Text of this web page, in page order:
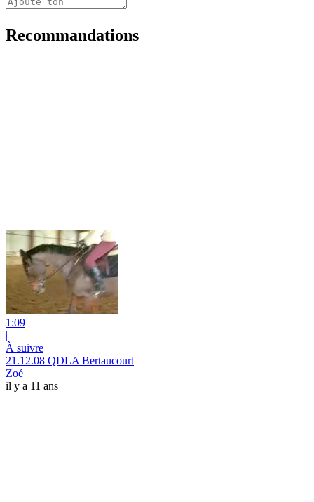
Recommandations
1:09
|
À suivre
21.12.08 QDLA Bertaucourt
Zoé
il y a 11 ans